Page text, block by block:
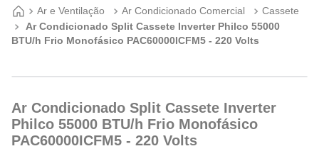
Ar e Ventilação Ar Condicionado Comercial
Cassete
Ar Condicionado Split Cassete Inverter Philco 55000
BTU/h Frio Monofásico PAC60000ICFM5 - 220 Volts
Ar Condicionado Split Cassete Inverter
Philco 55000 BTU/h Frio Monofásico
PAC60000ICFM5 - 220 Volts